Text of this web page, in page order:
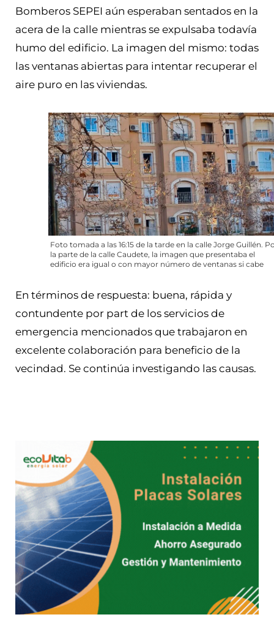
Bomberos SEPEI aún esperaban sentados en la
acera de la calle mientras se expulsaba todavía
humo del edificio. La imagen del mismo: todas
las ventanas abiertas para intentar recuperar el
aire puro en las viviendas.
Foto tomada a las 16:15 de la tarde en la calle Jorge Guillén.
la parte de la calle Caudete, la imagen que presentaba el
edificio era igual o con mayor número de ventanas si cabe
En términos de respuesta: buena, rápida y
contundente por part de los servicios de
emergencia mencionados que trabajaron en
excelente colaboración para beneficio de la
vecindad. Se continúa investigando las causas.